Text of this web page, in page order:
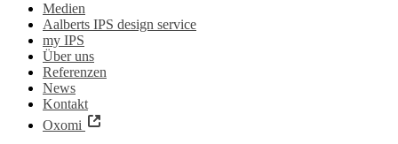
Medien
Aalberts IPS design service
my IPS
Über uns
Referenzen
News
Kontakt
Oxomi